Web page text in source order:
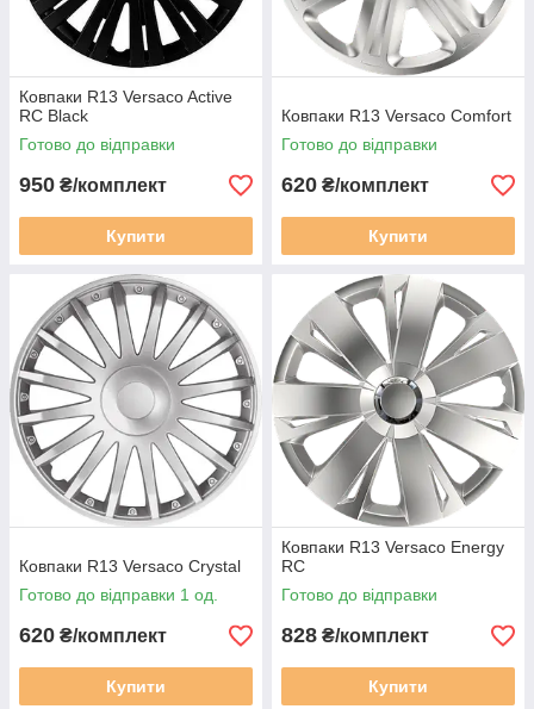
Ковпаки R13 Versaco Active
RC Black
Готово до відправки
950 ₴/комплект
Купити
Ковпаки R13 Versaco Comfort
Готово до відправки
620 ₴/комплект
Купити
Ковпаки R13 Versaco Crystal
Готово до відправки 1 од.
620 ₴/комплект
Купити
Ковпаки R13 Versaco Energy
RC
Готово до відправки
828 ₴/комплект
Купити